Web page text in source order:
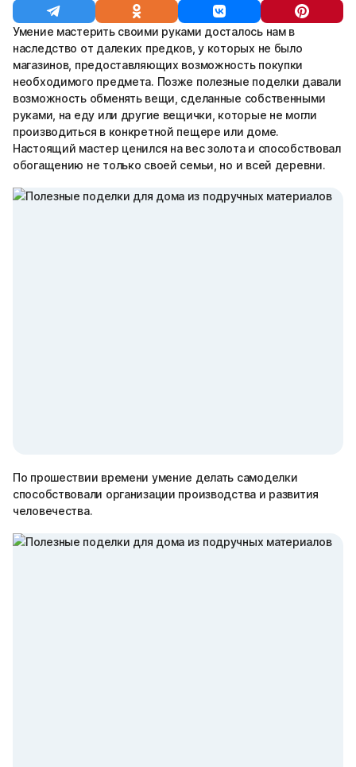
Умение мастерить своими руками досталось нам в
наследство от далеких предков, у которых не было
магазинов, предоставляющих возможность покупки
необходимого предмета. Позже полезные поделки давали
возможность обменять вещи, сделанные собственными
руками, на еду или другие вещички, которые не могли
производиться в конкретной пещере или доме.
Настоящий мастер ценился на вес золота и способствовал
обогащению не только своей семьи, но и всей деревни.
По прошествии времени умение делать самоделки
способствовали организации производства и развития
человечества.